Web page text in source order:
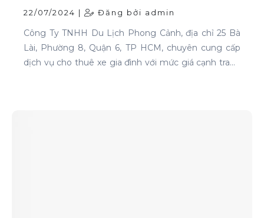
22/07/2024 | Đăng bởi admin
Công Ty TNHH Du Lịch Phong Cảnh, địa chỉ 25 Bà
Lài, Phường 8, Quận 6, TP HCM, chuyên cung cấp
dịch vụ cho thuê xe gia đình với mức giá cạnh tranh